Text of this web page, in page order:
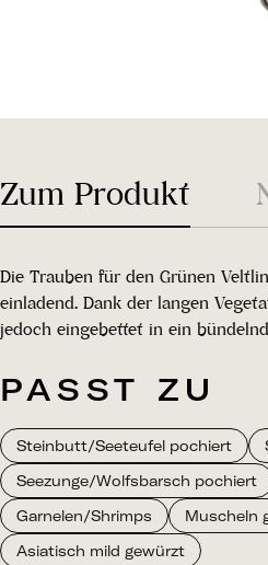
Zum Produkt
Die Trauben für den Grünen
einladend. Dank der langen
jedoch eingebettet in ein
PASST ZU
Steinbutt/Seeteufel pochiert
Seezunge/Wolfsbarsch pochiert
Garnelen/Shrimps
Muscheln
Asiatisch mild gewürzt